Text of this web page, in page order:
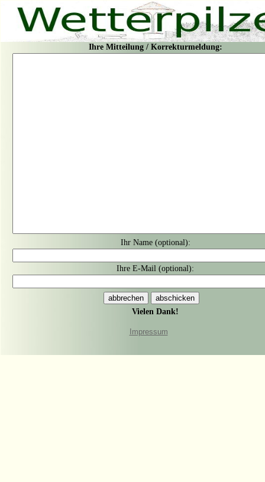
Ihre Mitteilung / Korrekturmeldung:
Ihr Name (optional):
Ihre E-Mail (optional):
Vielen Dank!
Impressum